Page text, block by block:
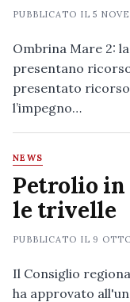
PUBBLICATO IL5
Ombrina Mare 2:
presentano
presentato
l’impegno…
NEWS
Petrolio in
le trivelle
PUBBLICATO IL 9
Il Consiglio
ha approvato